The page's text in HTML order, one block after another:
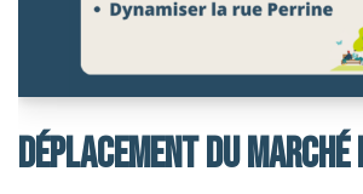
Déplacement Du Marché